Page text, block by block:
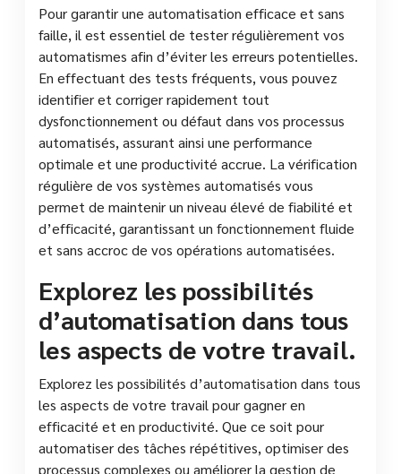
Pour garantir une automatisation efficace et sans
faille, il est essentiel de tester régulièrement vos
automatismes afin d’éviter les erreurs potentielles.
En effectuant des tests fréquents, vous pouvez
identifier et corriger rapidement tout
dysfonctionnement ou défaut dans vos processus
automatisés, assurant ainsi une performance
optimale et une productivité accrue. La vérification
régulière de vos systèmes automatisés vous
permet de maintenir un niveau élevé de fiabilité et
d’efficacité, garantissant un fonctionnement fluide
et sans accroc de vos opérations automatisées.
Explorez les possibilités
d’automatisation dans tous
les aspects de votre travail.
Explorez les possibilités d’automatisation dans tous
les aspects de votre travail pour gagner en
efficacité et en productivité. Que ce soit pour
automatiser des tâches répétitives, optimiser des
processus complexes ou améliorer la gestion de